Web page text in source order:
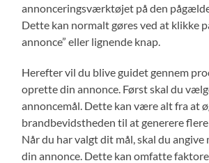
annonceringsværktøjet på den
Dette kan normalt gøres ved at klikke
annonce” eller lignende knap.
Herefter vil du blive guidet gennem
oprette din annonce. Først skal du
annoncemål. Dette kan være alt fra at
brandbevidstheden til at generere flere
Når du har valgt dit mål, skal du
din annonce. Dette kan omfatte